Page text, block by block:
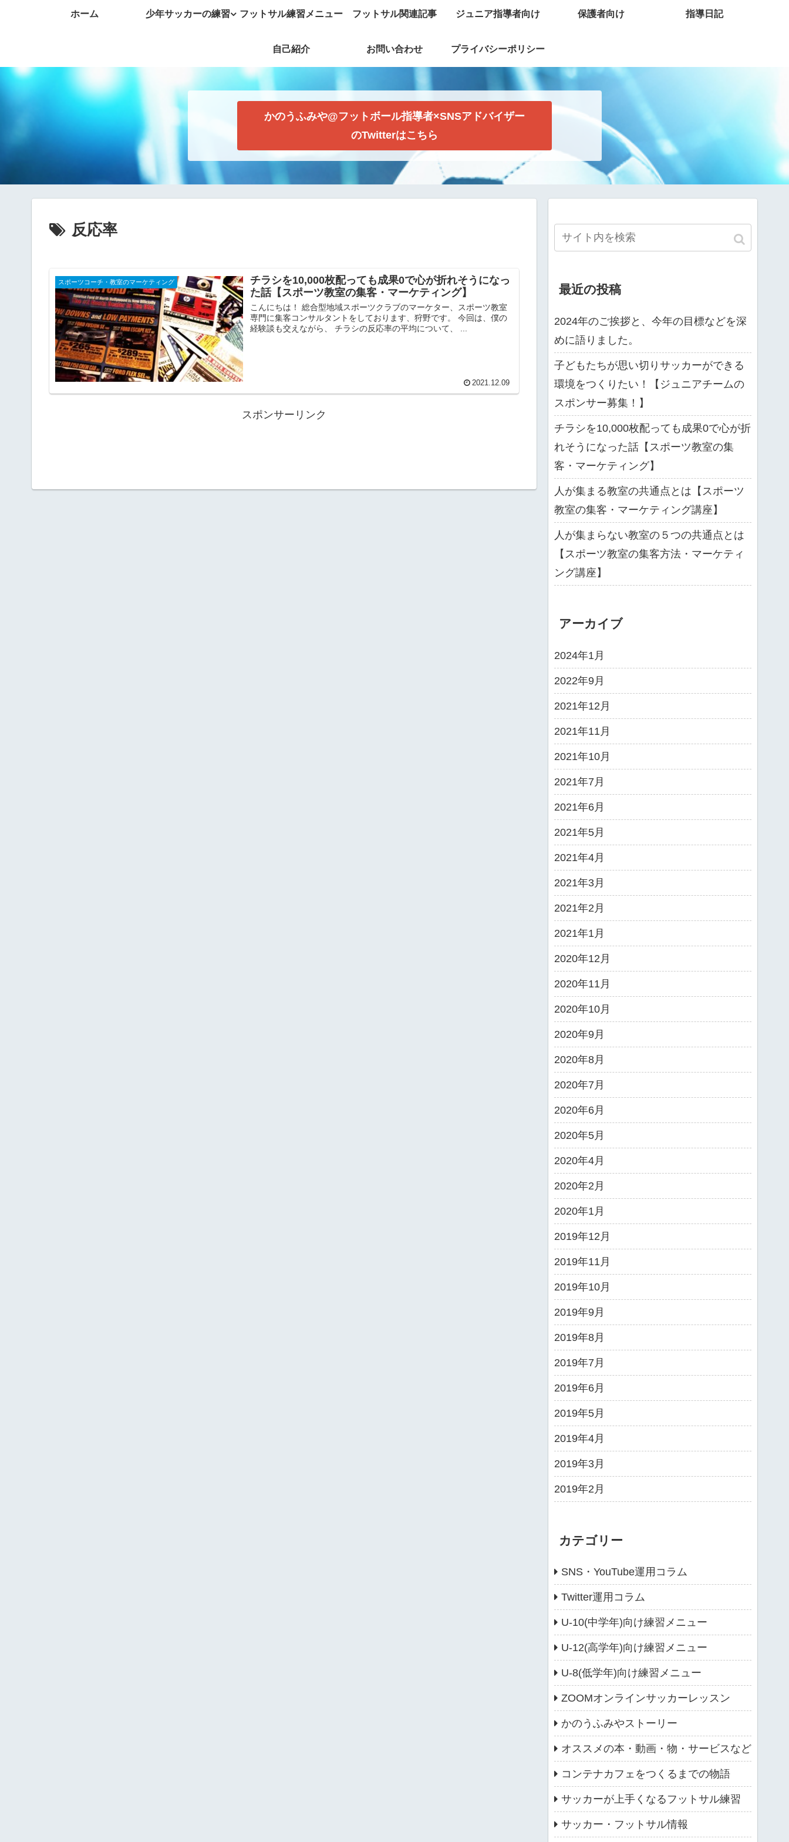
ホーム 少年サッカーの練習 フットサル練習メニュー フットサル関連記事 ジュニア指導者向け 保護者向け 指導日記
自己紹介 お問い合わせ プライバシーポリシー
かのうふみや@フットボール指導者×SNSアドバイザー
のTwitterはこちら
反応率
スポーツコーチ・教室のマーケティング
チラシを10,000枚配っても成果0で心が折れそうになっ
た話【スポーツ教室の集客・マーケティング】
こんにちは！ 総合型地域スポーツクラブのマーケター、スポーツ教室
専門に集客コンサルタントをしております、狩野です。 今回は、僕の
経験談も交えながら、 チラシの反応率の平均について、 ...
2021.12.09
スポンサーリンク
最近の投稿
2024年のご挨拶と、今年の目標などを深
めに語りました。
子どもたちが思い切りサッカーができる
環境をつくりたい！【ジュニアチームの
スポンサー募集！】
チラシを10,000枚配っても成果0で心が折
れそうになった話【スポーツ教室の集
客・マーケティング】
人が集まる教室の共通点とは【スポーツ
教室の集客・マーケティング講座】
人が集まらない教室の５つの共通点とは
【スポーツ教室の集客方法・マーケティ
ング講座】
アーカイブ
2024年1月
2022年9月
2021年12月
2021年11月
2021年10月
2021年7月
2021年6月
2021年5月
2021年4月
2021年3月
2021年2月
2021年1月
2020年12月
2020年11月
2020年10月
2020年9月
2020年8月
2020年7月
2020年6月
2020年5月
2020年4月
2020年2月
2020年1月
2019年12月
2019年11月
2019年10月
2019年9月
2019年8月
2019年7月
2019年6月
2019年5月
2019年4月
2019年3月
2019年2月
カテゴリー
SNS・YouTube運用コラム
Twitter運用コラム
U-10(中学年)向け練習メニュー
U-12(高学年)向け練習メニュー
U-8(低学年)向け練習メニュー
ZOOMオンラインサッカーレッスン
かのうふみやストーリー
オススメの本・動画・物・サービスなど
コンテナカフェをつくるまでの物語
サッカーが上手くなるフットサル練習
サッカー・フットサル情報